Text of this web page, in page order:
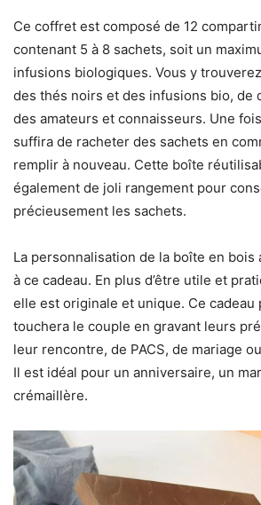
Ce coffret est composé de 12
contenant 5 à 8 sachets, soit un
infusions biologiques. Vous y
des thés noirs et des infusions bio, de
des amateurs et connaisseurs. Une
suffira de racheter des sachets en
remplir à nouveau. Cette boîte
également de joli rangement pour
précieusement les sachets.
La personnalisation de la boîte en
à ce cadeau. En plus d’être utile et
elle est originale et unique. Ce cadeau
touchera le couple en gravant leurs
leur rencontre, de PACS, de mariage
Il est idéal pour un anniversaire, un
crémaillère.